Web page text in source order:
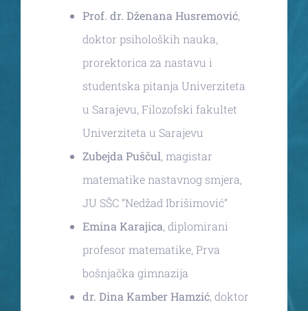
Prof. dr. Dženana Husremović,
doktor psiholoških nauka,
prorektorica za nastavu i
studentska pitanja Univerziteta
u Sarajevu, Filozofski fakultet
Univerziteta u Sarajevu
Zubejda Puščul, magistar
matematike nastavnog smjera,
JU SŠC “Nedžad Ibrišimović”
Emina Karajica, diplomirani
profesor matematike, Prva
bošnjačka gimnazija
dr. Dina Kamber Hamzić, doktor